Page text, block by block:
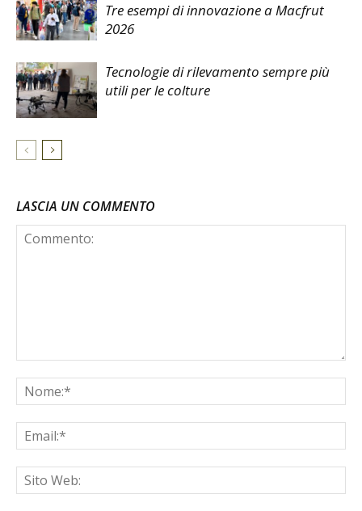
Tre esempi di innovazione a Macfrut
2026
Tecnologie di rilevamento sempre più
utili per le colture
LASCIA UN COMMENTO